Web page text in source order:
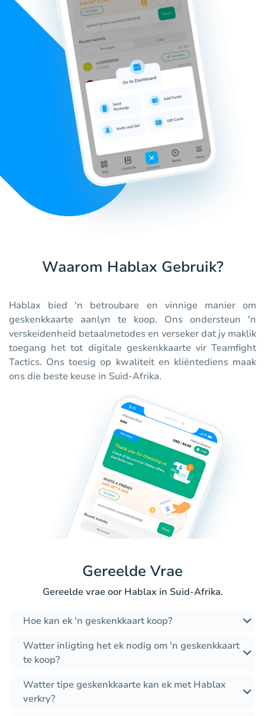
Waarom Hablax Gebruik?
Hablax bied 'n betroubare en vinnige manier om
geskenkkaarte aanlyn te koop. Ons ondersteun 'n
verskeidenheid betaalmetodes en verseker dat jy maklik
toegang het tot digitale geskenkkaarte vir Teamfight
Tactics. Ons toesig op kwaliteit en kliëntediens maak
ons die beste keuse in Suid-Afrika.
Gereelde Vrae
Gereelde vrae oor Hablax in Suid-Afrika.
Hoe kan ek 'n geskenkkaart koop?
Watter inligting het ek nodig om 'n geskenkkaart
te koop?
Watter tipe geskenkkaarte kan ek met Hablax
verkry?